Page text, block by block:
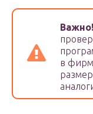
Важно!
в